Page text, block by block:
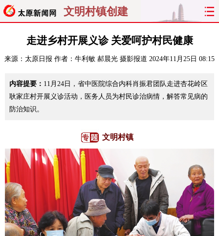
文明村镇创建
首页 聚焦 太原 山西
经济 关注 文明 出行
纵横 曝光 综合 专题
旅游
晋月读 最太原
太原日报 太原晚报 热评
走进乡村开展义诊 关爱呵护村民健康
来源： 太原日报 作者：牛利敏 郝晨光 摄影报道 2024年11月25日 08:15
内容提要： 11月24日，省中医院综合内科肖振君团队走进杏花岭区
耿家庄村开展义诊活动，医务人员为村民诊治病情，解答常见病的
防治知识。
文明村镇